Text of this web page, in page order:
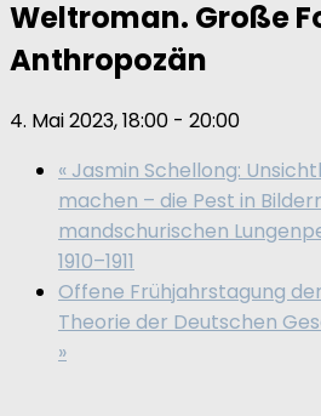
Weltroman. Große
Anthropozän
4. Mai 2023, 18:00 - 20:00
« Jasmin Schellong:
machen – die Pest in
mandschurischen
1910–1911
Offene Frühjahrstagung
Theorie der Deutschen
»